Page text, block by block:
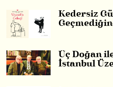
Kedersiz
Üç Doğan
İstanbul